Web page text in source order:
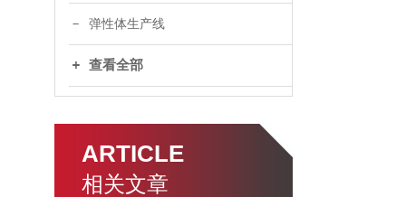
弹性体生产线
查看全部
ARTICLE
相关文章